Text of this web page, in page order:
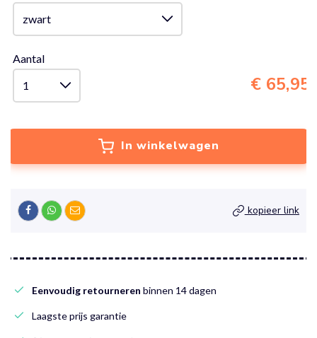
Aantal
€ 65,95
In winkelwagen
kopieer link
Eenvoudig retourneren binnen 14 dagen
Laagste prijs garantie